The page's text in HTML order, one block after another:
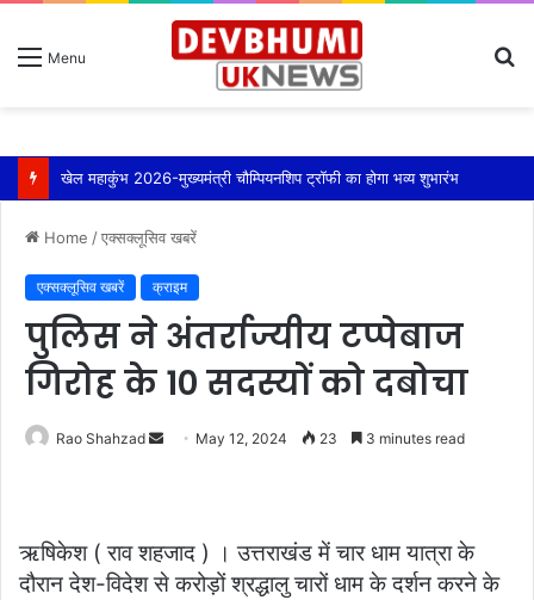
Menu
खेल महाकुंभ 2026-मुख्यमंत्री चौम्पियनशिप ट्रॉफी का होगा भव्य शुभारंभ
Home /एक्सक्लूसिव खबरें
एक्सक्लूसिव खबरें क्राइम
पुलिस ने अंतर्राज्यीय टप्पेबाज
गिरोह के 10 सदस्यों को दबोचा
Rao Shahzad
Send May 12, 2024 23 3 minutes read
ऋषिकेश ( राव शहजाद ) । उत्तराखंड में चार धाम यात्रा के
दौरान देश-विदेश से करोड़ों श्रद्धालु चारों धाम के दर्शन करने के